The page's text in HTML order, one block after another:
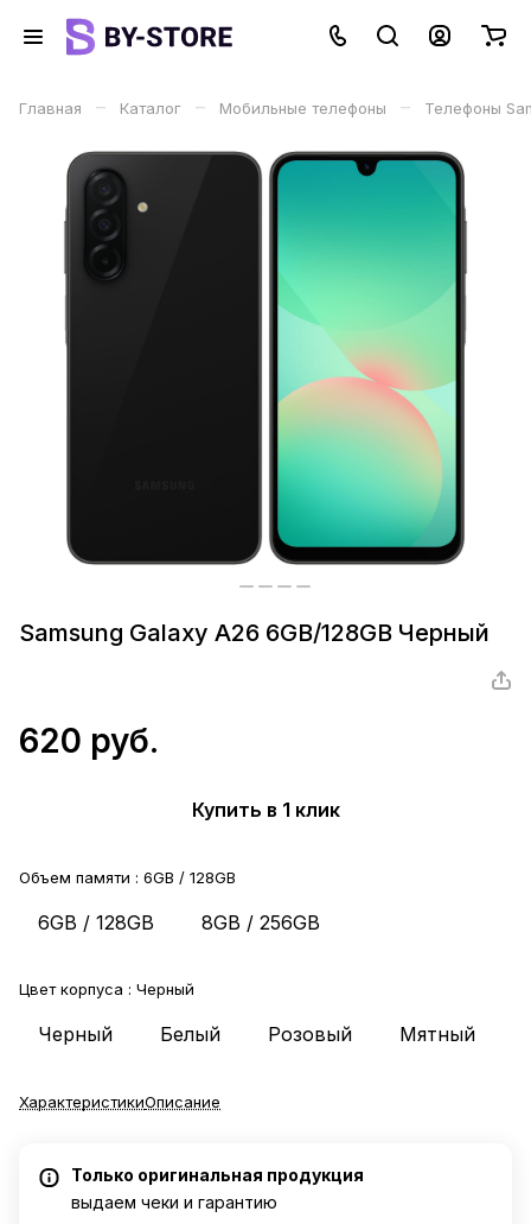
Главная – Каталог – Мобильные телефоны – Телефоны
Samsung Galaxy A26 6GB/128GB Черный
620 руб.
Купить в 1 клик
Объем памяти : 6GB / 128GB
6GB / 128GB 8GB / 256GB
Цвет корпуса : Черный
Черный Белый Розовый Мятный
ХарактеристикиОписание
Только оригинальная продукция
выдаем чеки и гарантию